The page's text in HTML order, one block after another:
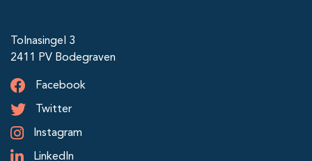
Tolnasingel 3
2411 PV Bodegraven
Facebook
Twitter
Instagram
LinkedIn